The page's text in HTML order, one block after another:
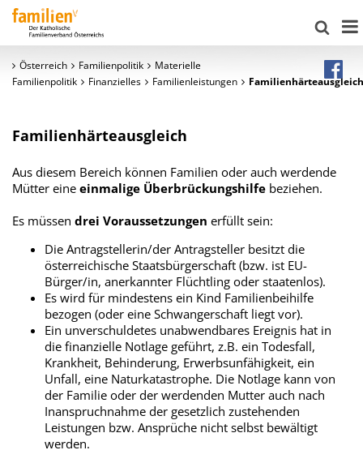
Österreich Familienpolitik
Materielle
Familienpolitik
Finanzielles Familienleistungen Familienhärteausgleich
Familienhärteausgleich
Aus diesem Bereich können Familien oder auch werdende
Mütter eine einmalige Überbrückungshilfe beziehen.
Es müssen drei Voraussetzungen erfüllt sein:
Die Antragstellerin/der Antragsteller besitzt die
österreichische Staatsbürgerschaft (bzw. ist EU-
Bürger/in, anerkannter Flüchtling oder staatenlos).
Es wird für mindestens ein Kind Familienbeihilfe
bezogen (oder eine Schwangerschaft liegt vor).
Ein unverschuldetes unabwendbares Ereignis hat in
die finanzielle Notlage geführt, z.B. ein Todesfall,
Krankheit, Behinderung, Erwerbsunfähigkeit, ein
Unfall, eine Naturkatastrophe. Die Notlage kann von
der Familie oder der werdenden Mutter auch nach
Inanspruchnahme der gesetzlich zustehenden
Leistungen bzw. Ansprüche nicht selbst bewältigt
werden.